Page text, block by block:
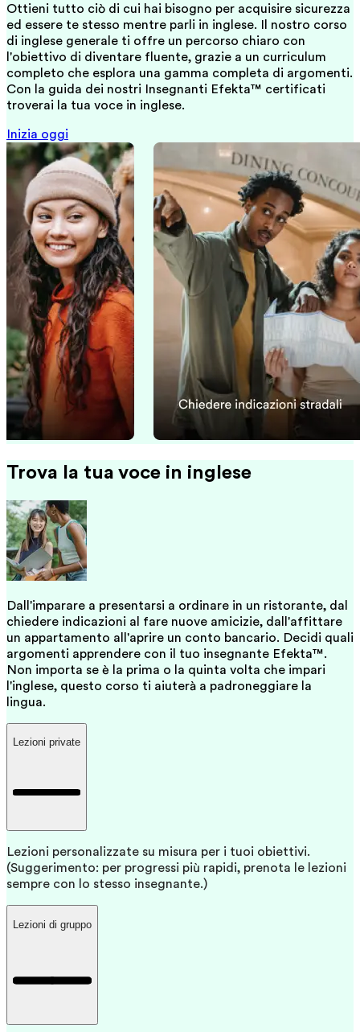
Ottieni tutto ciò di cui hai bisogno per acquisire sicurezza
ed essere te stesso mentre parli in inglese. Il nostro corso
di inglese generale ti offre un percorso chiaro con
l'obiettivo di diventare fluente, grazie a un curriculum
completo che esplora una gamma completa di argomenti.
Con la guida dei nostri Insegnanti Efekta™ certificati
troverai la tua voce in inglese.
Inizia oggi
Trova la tua voce in inglese
Dall'imparare a presentarsi a ordinare in un ristorante, dal
chiedere indicazioni al fare nuove amicizie, dall'affittare
un appartamento all'aprire un conto bancario. Decidi quali
argomenti apprendere con il tuo insegnante Efekta™.
Non importa se è la prima o la quinta volta che impari
l'inglese, questo corso ti aiuterà a padroneggiare la
lingua.
Lezioni private
Lezioni personalizzate su misura per i tuoi obiettivi.
(Suggerimento: per progressi più rapidi, prenota le lezioni
sempre con lo stesso insegnante.)
Lezioni di gruppo